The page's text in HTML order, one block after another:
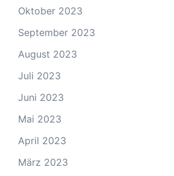
Oktober 2023
September 2023
August 2023
Juli 2023
Juni 2023
Mai 2023
April 2023
März 2023